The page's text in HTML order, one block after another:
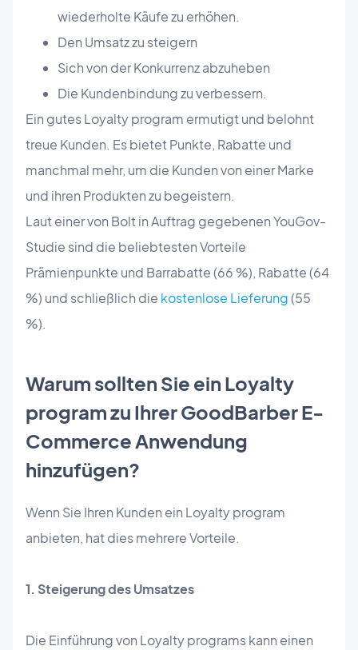
wiederholte Käufe zu erhöhen.
Den Umsatz zu steigern
Sich von der Konkurrenz abzuheben
Die Kundenbindung zu verbessern.
Ein gutes Loyalty program ermutigt und belohnt
treue Kunden. Es bietet Punkte, Rabatte und
manchmal mehr, um die Kunden von einer Marke
und ihren Produkten zu begeistern.
Laut einer von Bolt in Auftrag gegebenen YouGov-
Studie sind die beliebtesten Vorteile
Prämienpunkte und Barrabatte (66 %), Rabatte (64
%) und schließlich die kostenlose Lieferung(55
%).
Warum sollten Sie ein Loyalty
program zu Ihrer GoodBarber E-
Commerce Anwendung
hinzufügen?
Wenn Sie Ihren Kunden ein Loyalty program
anbieten, hat dies mehrere Vorteile.
1. Steigerung des Umsatzes
Die Einführung von Loyalty programs kann einen